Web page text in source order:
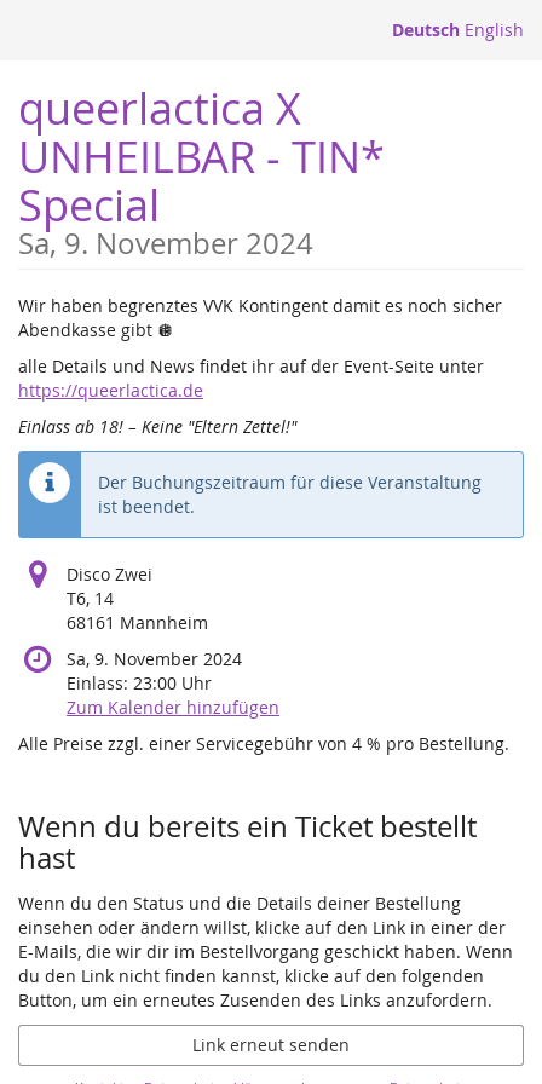
Deutsch English
queerlactica X
UNHEILBAR - TIN*
Special
Sa, 9. November 2024
Wir haben begrenztes VVK Kontingent damit es noch sicher
Abendkasse gibt 🪩
alle Details und News findet ihr auf der Event-Seite unter
https://queerlactica.de
Einlass ab 18! – Keine "Eltern Zettel!"
Der Buchungszeitraum für diese Veranstaltung
ist beendet.
Disco Zwei
T6, 14
68161 Mannheim
Sa, 9. November 2024
Einlass: 23:00 Uhr
Zum Kalender hinzufügen
Alle Preise zzgl. einer Servicegebühr von 4 % pro Bestellung.
Wenn du bereits ein Ticket bestellt
hast
Wenn du den Status und die Details deiner Bestellung
einsehen oder ändern willst, klicke auf den Link in einer der
E-Mails, die wir dir im Bestellvorgang geschickt haben. Wenn
du den Link nicht finden kannst, klicke auf den folgenden
Button, um ein erneutes Zusenden des Links anzufordern.
Link erneut senden